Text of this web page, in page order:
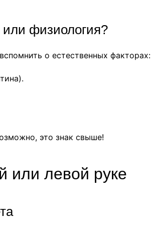
физиология?
о естественных факторах:
это знак свыше!
или левой руке